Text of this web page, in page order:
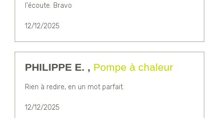
l'écoute. Bravo
12/12/2025
PHILIPPE E. , Pompe à chaleur
Rien à redire, en un mot parfait.
12/12/2025